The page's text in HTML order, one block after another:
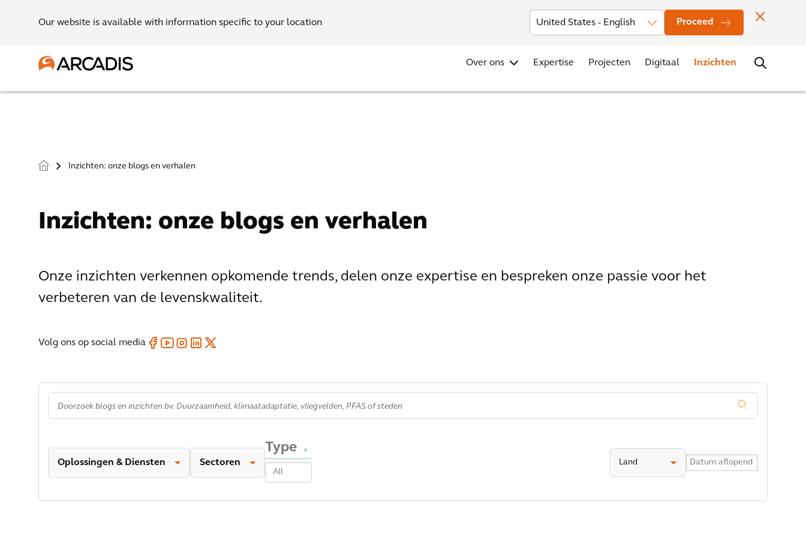
Our website is available with information specific to your location Proceed
Investors Nieuws Vestigingen Contact
Over ons Expertise Projecten Digitaal Inzichten
> Inzichten: onze blogs en verhalen
Inzichten: onze blogs en verhalen
Onze inzichten verkennen opkomende trends, delen onze expertise en bespreken onze passie voor het
verbeteren van de levenskwaliteit.
Volg ons op social media
Oplossingen & Diensten Sectoren
Type x
Land